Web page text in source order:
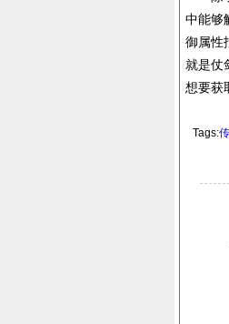
中能够
御属性
就是仗
想要获
Tags: